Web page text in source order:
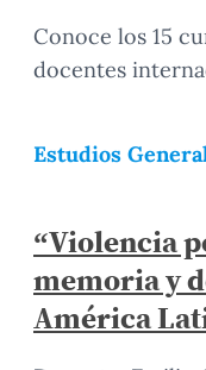
Conoce los 15
docentes
Estudios
“Violencia
memoria y
América